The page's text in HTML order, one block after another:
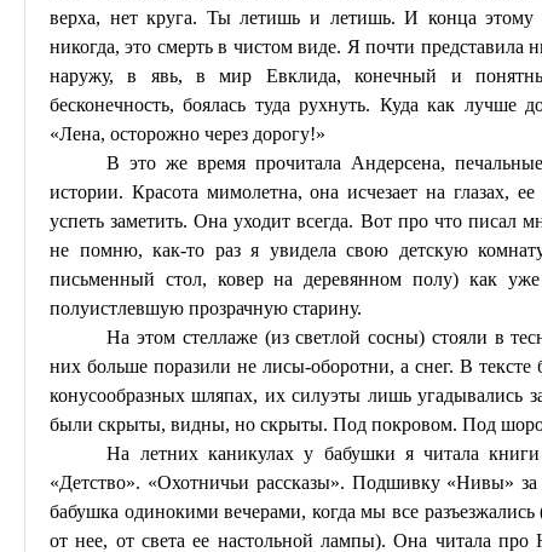
верха, нет круга. Ты летишь и летишь. И конца этому
никогда, это смерть в чистом виде. Я почти представила
наружу, в явь, в мир Евклида, конечный и
бесконечность, боялась туда рухнуть. Куда как
«Лена, осторожно через дорогу!»
В это же время прочитала Андерсена,
истории. Красота мимолетна, она исчезает на глазах,
успеть заметить. Она уходит всегда. Вот про что писал
не помню,как-то раз я увидела свою детскую
письменный стол, ковер на деревянном полу) как
полуистлевшую прозрачную старину.
На этом стеллаже (из светлой сосны) стояли в
них больше поразили не лисы-оборотни, а снег. В
конусообразных шляпах, их силуэты лишь угадывались
были скрыты, видны, но скрыты. Под покровом. Под
На летних каникулах у бабушки я читала
«Детство». «Охотничьи рассказы». Подшивку «Нивы»
бабушка одинокими вечерами, когда мы все
от нее, от света ее настольной лампы). Она читала